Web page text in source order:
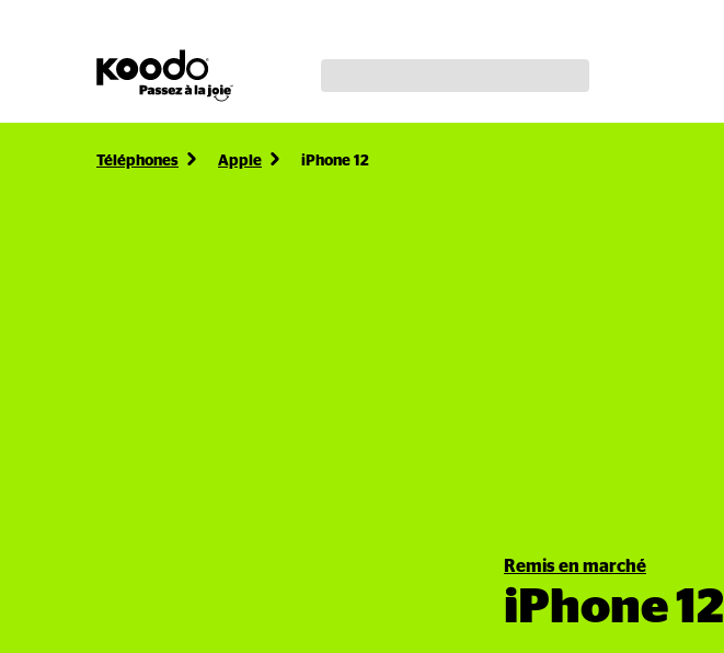
Téléphones Apple iPhone 12
Remis en marché
iPhone 12